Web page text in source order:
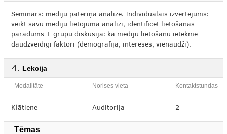
Seminārs: mediju patēriņa analīze. Individuālais izvērtējums:
veikt savu mediju lietojuma analīzi, identificēt lietošanas
paradums + grupu diskusija: kā mediju lietošanu ietekmē
daudzveidīgi faktori (demogrāfija, intereses, vienaudži).
Lekcija
Modalitāte Norises vieta Kontaktstundas
Klātiene Auditorija 2
Tēmas